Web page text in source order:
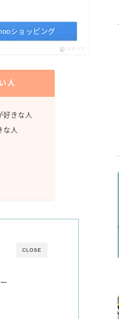
ショッピング
ポチップ
人
好きな人
な人
CLOSE